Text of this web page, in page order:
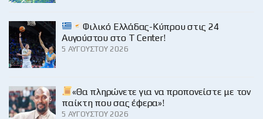
Φιλικό Ελλάδας-Κύπρου στις 24
Αυγούστου στο Τ Center!
5 ΑΥΓΟΎΣΤΟΥ 2026
«Θα πληρώνετε για να προπονείστε με τον
παίκτη που σας έφερα»!
5 ΑΥΓΟΎΣΤΟΥ 2026